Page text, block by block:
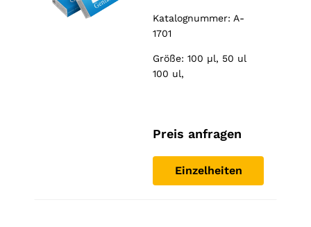
Katalognummer: A-
1701
Größe: 100 µl, 50 ul
100 ul,
Preis anfragen
Einzelheiten